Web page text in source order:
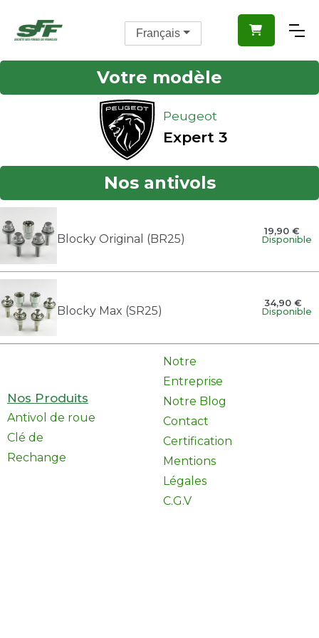

Votre modèle
Peugeot
Expert 3
Nos antivols
Blocky Original (BR25)
19,90 €
Disponible
Blocky Max (SR25)
34,90 €
Disponible
Nos Produits
Antivol de roue
Clé de
Rechange
Notre
Entreprise
Notre Blog
Contact
Certification
Mentions
Légales
C.G.V
Français